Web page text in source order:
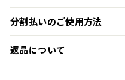
分割払いのご使用方法
返品について